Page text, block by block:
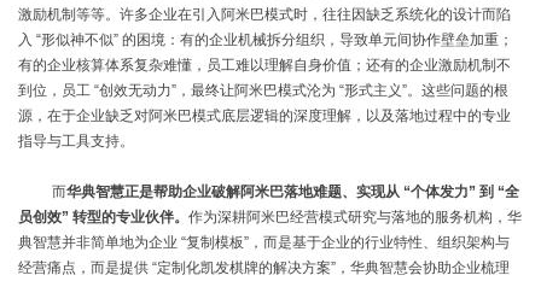
激励机制等等。许多企业在引入阿米巴模式时，往往因缺乏系统化的设计而陷
入 “形似神不似” 的困境：有的企业机械拆分组织，导致单元间协作壁垒加重；
有的企业核算体系复杂难懂，员工难以理解自身价值；还有的企业激励机制不
到位，员工 “创效无动力” ，最终让阿米巴模式沦为 “形式主义”。这些问题的根
源，在于企业缺乏对阿米巴模式底层逻辑的深度理解，以及落地过程中的专业
指导与工具支持。
而华典智慧正是帮助企业破解阿米巴落地难题、实现从 “个体发力” 到 “全
员创效” 转型的专业伙伴。 作为深耕阿米巴经营模式研究与落地的服务机构，华
典智慧并非简单地为企业 “复制模板” ，而是基于企业的行业特性、组织架构与
经营痛点， 而是提供 “定制化凯发棋牌的解决方案” ， 华典智慧会协助企业梳理